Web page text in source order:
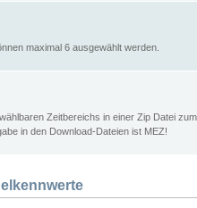
maximal 6 ausgewählt werden.
Zeitbereichs in einer Zip Datei
in den Download-Dateien ist MEZ!